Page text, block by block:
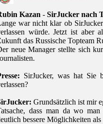
Kazan - SirJucker nach
war nicht klar ob
würde. Jetzt ist aber
das Russische Topteam
neue Manager stellte sich
SirJucker, was hat Sie
Grundsätzlich ist mir
dass man da wo
bessere Möglichkeiten